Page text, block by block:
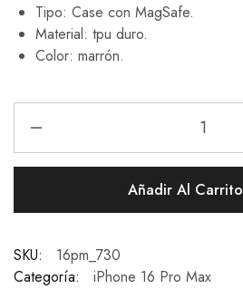
Tipo: Case con MagSafe.
Material: tpu duro.
Color: marrón.
Añadir Al Carrito
SKU:
16pm_730
Categoría:
iPhone 16 Pro Max